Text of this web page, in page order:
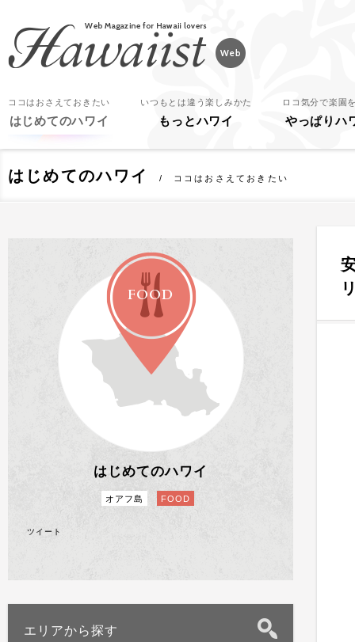
ココはおさえておきたい
はじめてのハワイ
いつもとは違う楽しみかた
もっとハワイ
ロコ気分で楽園
やっぱりハ
はじめてのハワイ ココはおさえておきたい
FOOD
はじめてのハワイ
オアフ島 FOOD
ツイート
エリアから探す